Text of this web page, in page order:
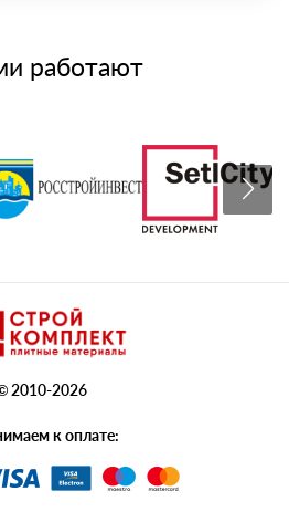
работают
2010-2026
к оплате: